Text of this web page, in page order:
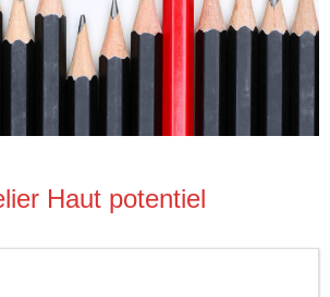
Haut potentiel